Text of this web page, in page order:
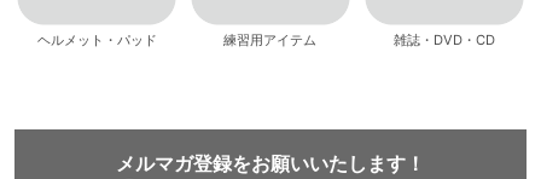
ヘルメット・パッド 練習用アイテム 雑誌・DVD・CD
メルマガ登録をお願いいたします！